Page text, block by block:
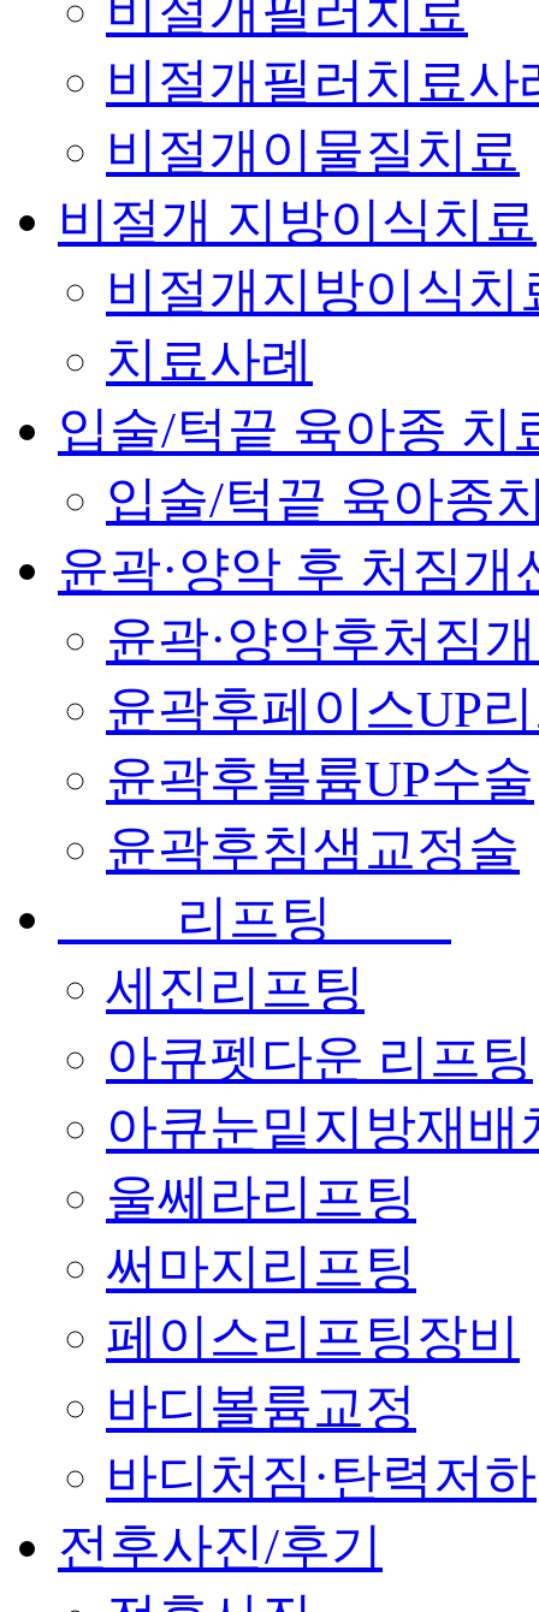
비절개필러치료사
비절개이물질치료
비절개 지방이식치료
비절개지방이식치
치료사례
입술/턱끝 육아종 치
입술/턱끝 육아종
윤곽·양악 후 처짐개
윤곽·양악후처짐
윤곽후페이스UP
윤곽후볼륨UP수술
윤곽후침샘교정술
리프팅
세진리프팅
아큐펫다운 리프팅
아큐눈밑지방재배
울쎄라리프팅
써마지리프팅
페이스리프팅장비
바디볼륨교정
바디처짐·탄력저하
전후사진/후기